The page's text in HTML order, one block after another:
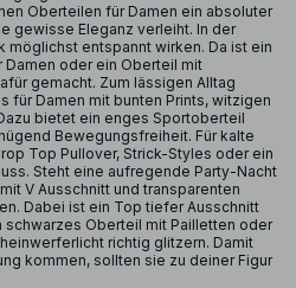
Oberteilen für Damen ein absoluter
gewisse Eleganz verleiht. In der
entspannt wirken. Da ist ein
oder ein Oberteil mit
gemacht. Zum lässigen Alltag
für Damen mit bunten Prints, witzigen
bietet ein enges Sportoberteil
Bewegungsfreiheit. Für kalte
Top Pullover, Strick-Styles oder ein
Steht eine aufregende Party-Nacht
V Ausschnitt und transparenten
Dabei ist ein Top tiefer Ausschnitt
Oberteil mit Pailletten oder
richtig glitzern. Damit
kommen, sollten sie zu deiner Figur